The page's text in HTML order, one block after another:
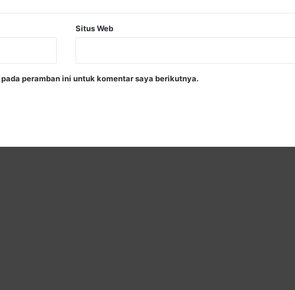
Situs Web
peramban ini untuk komentar saya berikutnya.